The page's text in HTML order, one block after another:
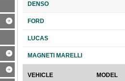
DENSO
FORD
LUCAS
MAGNETI MARELLI
VEHICLE MODEL